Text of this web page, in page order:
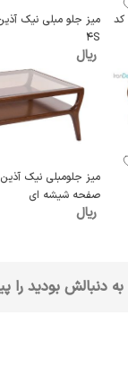
کد
میز جلو مبلی نیک
4S
ریال
میز جلومبلی نیک
صفحه شیشه ای
ریال
دنبالش بودید را